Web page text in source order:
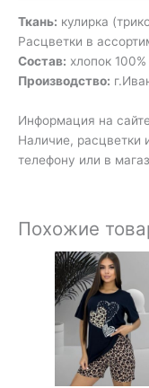
Ткань: кулирка
Расцветки в
Состав: хлопок 100%
Производство:
Информация на
Наличие, расцветки
телефону или в
Похожие